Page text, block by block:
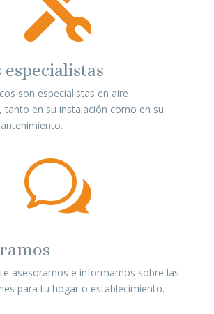
especialistas
son especialistas en aire
tanto en su instalación como en su
w
asesoramos e informamos sobre las
para tu hogar o establecimiento.